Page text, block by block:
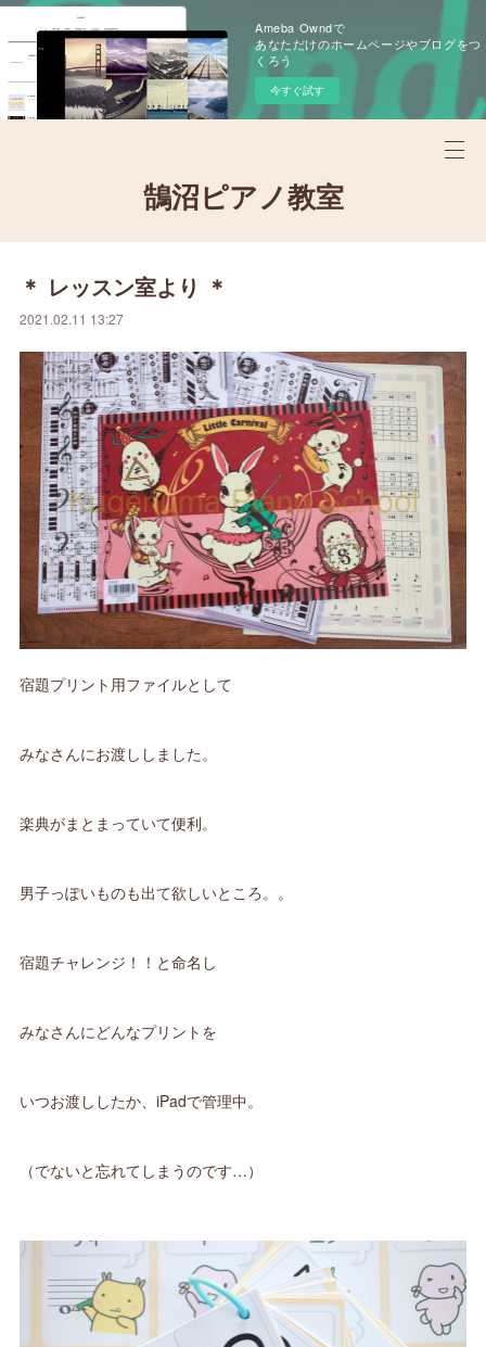
Ameba Owndで
あなただけのホームページやブログをつ
くろう
今すぐ試す
鵠沼ピアノ教室
＊ レッスン室より ＊
2021.02.11 13:27
宿題プリント用ファイルとして
みなさんにお渡ししました。
楽典がまとまっていて便利。
男子っぽいものも出て欲しいところ。。
宿題チャレンジ！！と命名し
みなさんにどんなプリントを
いつお渡ししたか、iPadで管理中。
（でないと忘れてしまうのです…）